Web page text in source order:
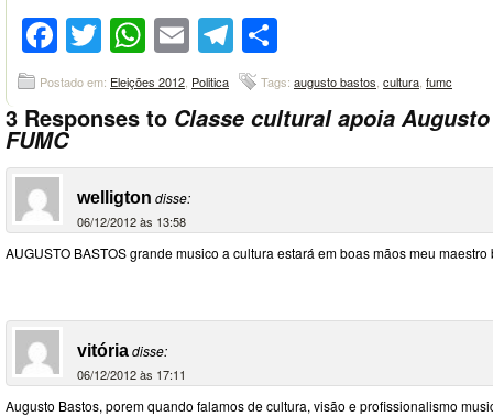
Facebook
Twitter
WhatsApp
EmailTelegram
Postado em: Eleições 2012 Politica Tags: augusto bastos cultura fumc
3 Responses to Classe cultural apoia
FUMC
welligton disse:
06/12/2012 às 13:58
AUGUSTO BASTOS grande musico a cultura estará em boas mãos meu
vitóriadisse:
06/12/2012 às 17:11
Augusto Bastos, porem quando falamos de cultura, visão e profissionalismo